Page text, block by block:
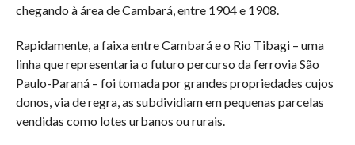
chegando à área de Cambará, entre 1904 e 1908.
Rapidamente, a faixa entre Cambará e o Rio Tibagi – uma
linha que representaria o futuro percurso da ferrovia São
Paulo-Paraná – foi tomada por grandes propriedades cujos
donos, via de regra, as subdividiam em pequenas parcelas
vendidas como lotes urbanos ou rurais.